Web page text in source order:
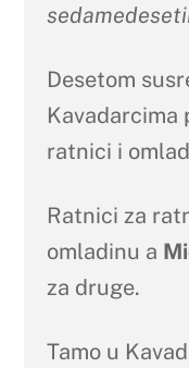
Desetom
Kavadarcima
ratnici i
Ratnici za
omladinu a
za druge.
Tamo u